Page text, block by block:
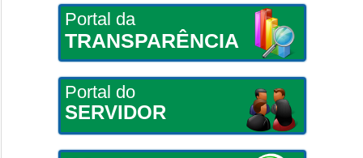
Portal da
TRANSPARÊNCIA
Portal do
SERVIDOR